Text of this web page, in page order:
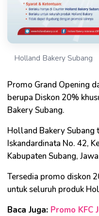
Holland Bakery Subang
Promo Grand Opening
berupa Diskon 20%
Bakery Subang.
Holland Bakery Subang
Iskandardinata No. 42,
Kabupaten Subang,
Tersedia promo diskon
untuk seluruh produk
Baca Juga: Promo KFC